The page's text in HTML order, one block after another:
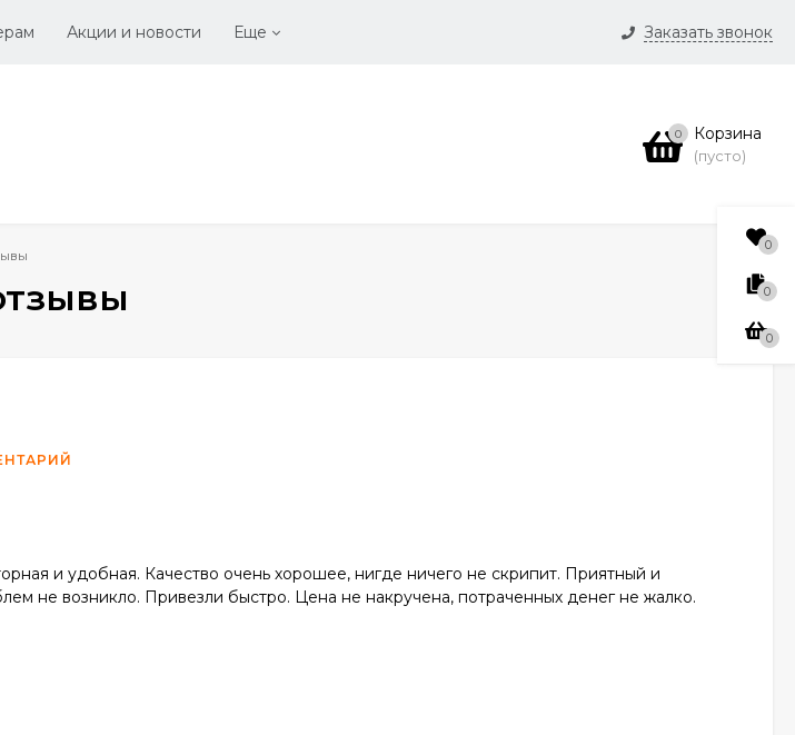
Заказать звонок
Акции и новости Еще
0 Корзина
(пусто)
и удобная. Качество очень хорошее, нигде ничего не скрипит. Приятный и
не возникло. Привезли быстро. Цена не накручена, потраченных денег не жалко.
0
0
0